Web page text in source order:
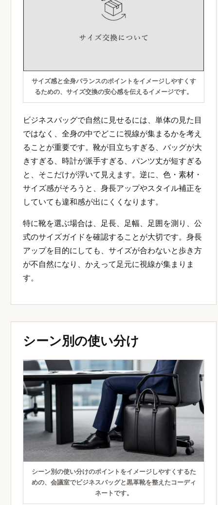
サイズ感と全身バランスのポイントをイメージしやすくす
るための、サイズ交換の安心感を伝えるイメージです。
ビジネスバッグで自然に見せるには、単体の見た目
ではなく、全身の中でどこに視線が集まるかを考え
ることが重要です。靴が目立ちすぎる、バッグが大
きすぎる、時計が派手すぎる、パンツ丈が短すぎる
と、そこだけが浮いて見えます。逆に、色・素材・
サイズ感がそろうと、身長アップやスタイル補正を
していても違和感が出にくくなります。
特に靴を選ぶ場合は、足長、足幅、足囲を測り、公
式のサイズガイドを確認することが大切です。身長
アップを目的にしても、サイズが合わないと歩き方
が不自然になり、かえって足元に視線が集まりま
す。
シーン別の使い分け
シーン別の使い分けのポイントをイメージしやすくするた
めの、会議室でビジネスバッグと黒革靴を整えたコーディ
ネートです。